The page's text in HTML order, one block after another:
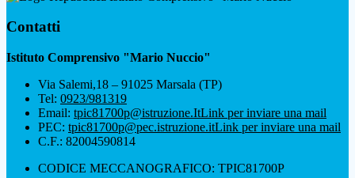
Contatti
Istituto Comprensivo "Mario Nuccio"
Via Salemi,18 – 91025 Marsala (TP)
Tel: 0923/981319
Email: tpic81700p@istruzione.ItLink per inviare una mail
PEC: tpic81700p@pec.istruzione.itLink per inviare una mail
C.F.: 82004590814
CODICE MECCANOGRAFICO: TPIC81700P